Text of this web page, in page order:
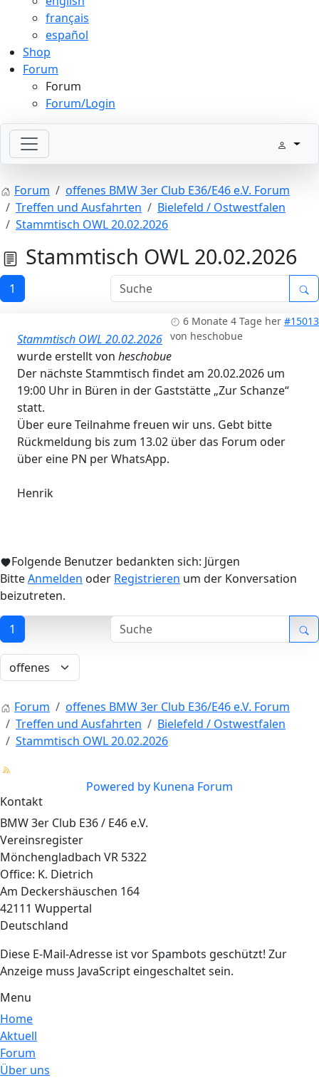
français
español
Shop
Forum
Forum
Forum/Login
Forum
offenes BMW 3er Club E36/E46 e.V. Forum
Treffen und Ausfahrten
Bielefeld / Ostwestfalen
Stammtisch OWL 20.02.2026
Stammtisch OWL 20.02.2026
1
6 Monate 4 Tage her #15013
von heschobue
Stammtisch OWL 20.02.2026
wurde erstellt von heschobue
Der nächste Stammtisch findet am 20.02.2026 um
19:00 Uhr in Büren in der Gaststätte „Zur Schanze“
statt.
Über eure Teilnahme freuen wir uns. Gebt bitte
Rückmeldung bis zum 13.02 über das Forum oder
über eine PN per WhatsApp.
Henrik
Folgende Benutzer bedankten sich: Jürgen
BitteAnmelden oder Registrieren um der Konversation
beizutreten.
1
Forum
offenes BMW 3er Club E36/E46 e.V. Forum
Treffen und Ausfahrten
Bielefeld / Ostwestfalen
Stammtisch OWL 20.02.2026
Powered by Kunena Forum
Kontakt
BMW 3er Club E36 / E46 e.V.
Vereinsregister
Mönchengladbach VR 5322
Office: K. Dietrich
Am Deckershäuschen 164
42111 Wuppertal
Deutschland
Diese E-Mail-Adresse ist vor Spambots geschützt! Zur
Anzeige muss JavaScript eingeschaltet sein.
Menu
Home
Aktuell
Forum
Über uns